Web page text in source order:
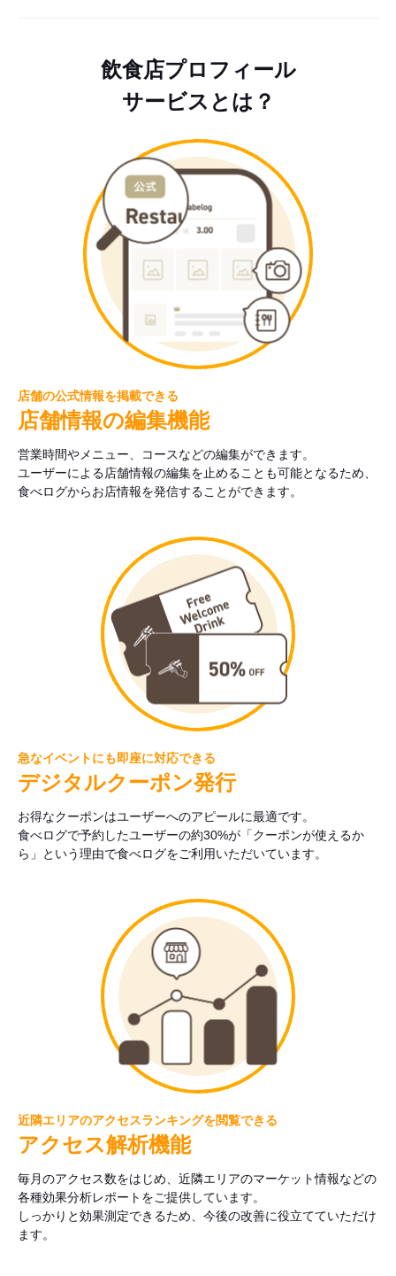
飲食店プロフィール
サービスとは？
店舗の公式情報を掲載できる
店舗情報の編集機能
営業時間やメニュー、コースなどの編集ができます。
ユーザーによる店舗情報の編集を止めることも可能となるため、
食べログからお店情報を発信することができます。
急なイベントにも即座に対応できる
デジタルクーポン発行
お得なクーポンはユーザーへのアピールに最適です。
食べログで予約したユーザーの約30%が「クーポンが使えるか
ら」という理由で食べログをご利用いただいています。
近隣エリアのアクセスランキングを閲覧できる
アクセス解析機能
毎月のアクセス数をはじめ、近隣エリアのマーケット情報などの
各種効果分析レポートをご提供しています。
しっかりと効果測定できるため、今後の改善に役立てていただけ
ます。